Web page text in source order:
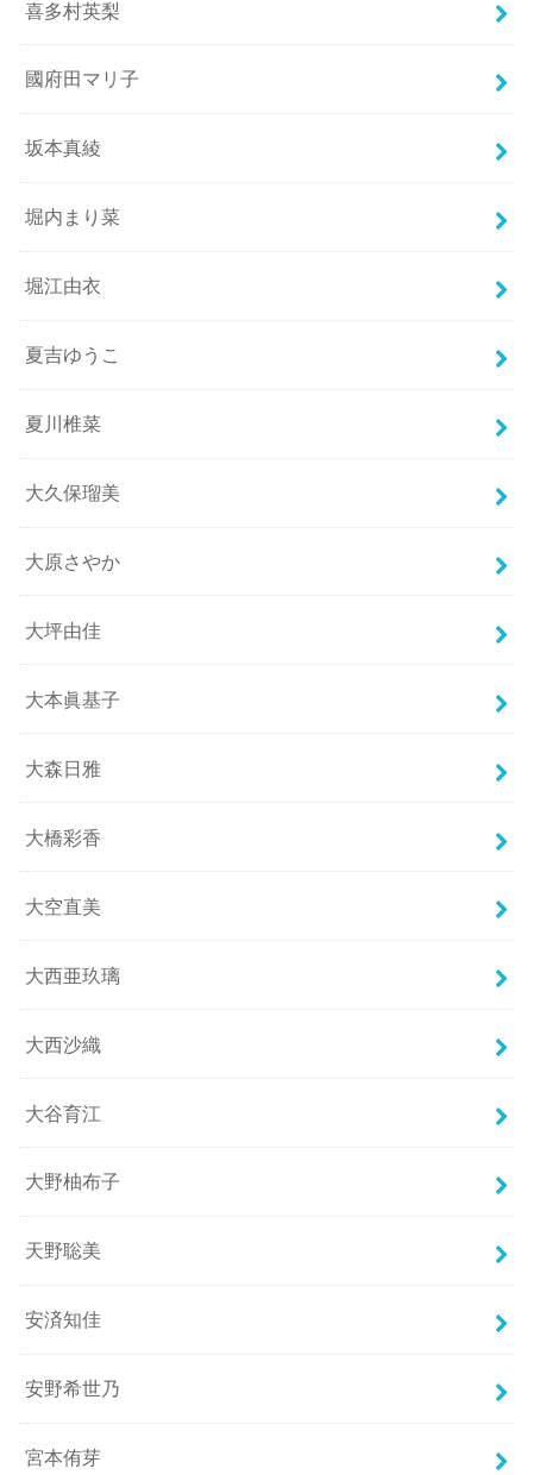
喜多村英梨
國府田マリ子
坂本真綾
堀内まり菜
堀江由衣
夏吉ゆうこ
夏川椎菜
大久保瑠美
大原さやか
大坪由佳
大本眞基子
大森日雅
大橋彩香
大空直美
大西亜玖璃
大西沙織
大谷育江
大野柚布子
天野聡美
安済知佳
安野希世乃
宮本侑芽